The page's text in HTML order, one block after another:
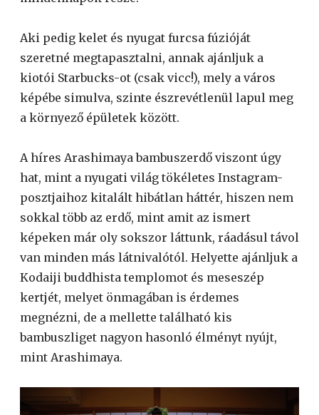
Aki pedig kelet és nyugat furcsa fúzióját
szeretné megtapasztalni, annak ajánljuk a
kiotói Starbucks-ot (csak vicc!), mely a város
képébe simulva, szinte észrevétlenül lapul meg
a környező épületek között.
A híres Arashimaya bambuszerdő viszont úgy
hat, mint a nyugati világ tökéletes Instagram-
posztjaihoz kitalált hibátlan háttér, hiszen nem
sokkal több az erdő, mint amit az ismert
képeken már oly sokszor láttunk, ráadásul távol
van minden más látnivalótól. Helyette ajánljuk a
Kodaiji buddhista templomot és meseszép
kertjét, melyet önmagában is érdemes
megnézni, de a mellette található kis
bambuszliget nagyon hasonló élményt nyújt,
mint Arashimaya.